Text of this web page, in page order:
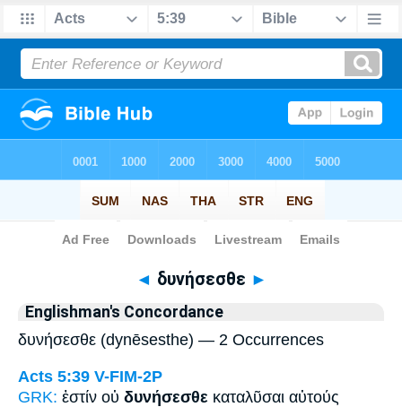
Bible>Strong's > Greek
◄ δυνήσεσθε ►
Englishman's Concordance
δυνήσεσθε (dynēsesthe) — 2 Occurrences
Acts 5:39 V-FIM-2P
GRK: ἐστίν οὐ δυνήσεσθε καταλῦσαι αὐτούς